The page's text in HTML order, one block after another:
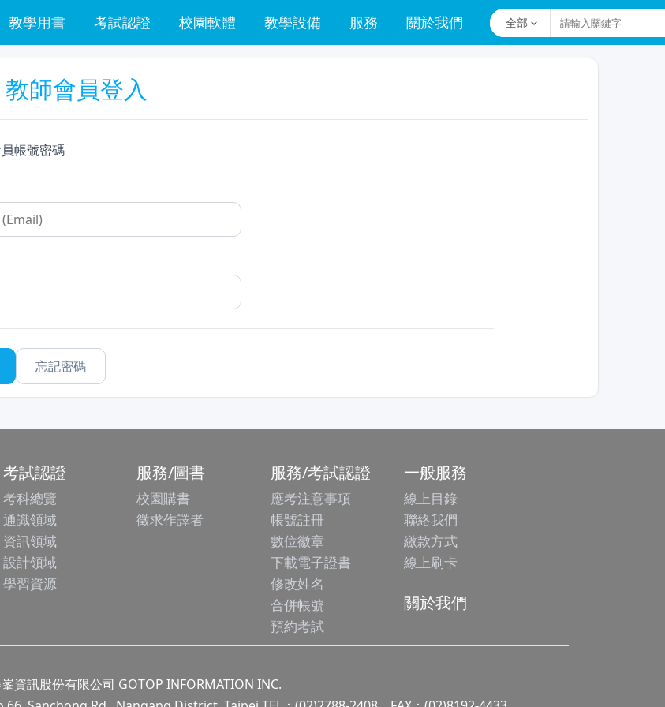
教學用書 考試認證 校園軟體 教學設備 服務 關於我們 全部
教師會員登入
帳號密碼
忘記密碼
考試認證
考科總覽
通識領域
資訊領域
設計領域
學習資源
服務/圖書
校園購書
徵求作譯者
服務/考試認證
應考注意事項
帳號註冊
數位徽章
下載電子證書
修改姓名
合併帳號
預約考試
一般服務
線上目錄
聯絡我們
繳款方式
線上刷卡
關於我們
資訊股份有限公司 GOTOP INFORMATION INC.